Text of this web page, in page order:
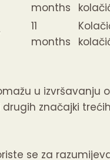
months
11
months
u
značajki
se za